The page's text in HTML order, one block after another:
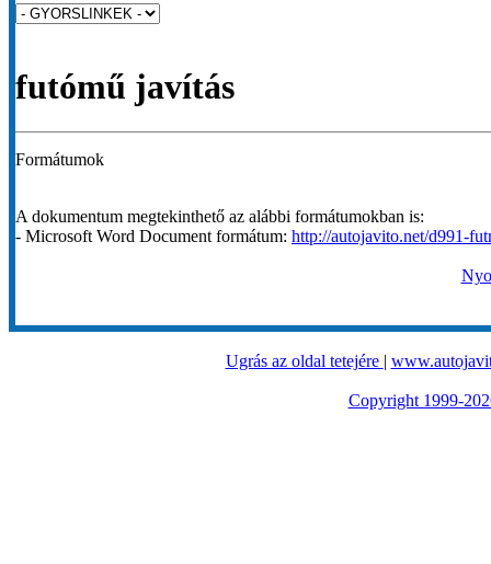
futómű javítás
Formátumok
A dokumentum megtekinthető az alábbi formátumokban is:
- Microsoft Word Document formátum: http://autojavito.net/d991-
Ugrás az oldal tetejére |
Copyright 1999-